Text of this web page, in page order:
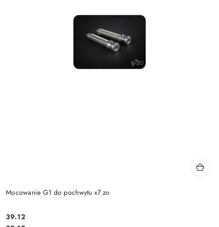
Mocowanie G1 do pochwytu x7.zo
Cena:
39.12